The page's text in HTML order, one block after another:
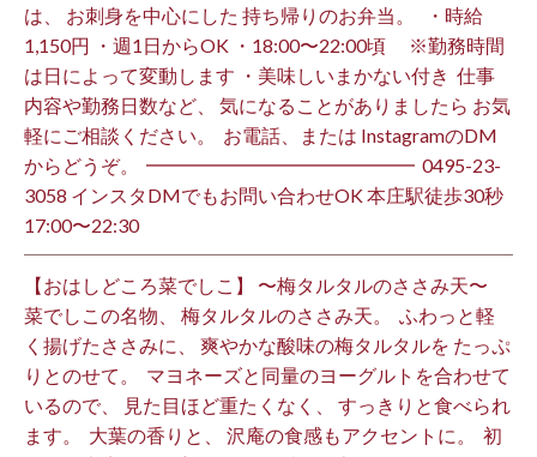
は、 お刺身を中心にした 持ち帰りのお弁当。 ⁡ ⁡ ・時給
1,150円 ・週1日からOK ・18:00〜22:00頃 ※勤務時間
は日によって変動します ・美味しいまかない付き ⁡ 仕事
内容や勤務日数など、 気になることがありましたら お気
軽にご相談ください。 ⁡ お電話、または InstagramのDM
からどうぞ。 ⁡ ━━━━━━━━━━━━━━ ⁡ ️0495-23-
3058 インスタDMでもお問い合わせOK 本庄駅徒歩30秒
17:00〜22:30 ⁡
【おはしどころ菜でしこ】 〜梅タルタルのささみ天〜 ⁡
菜でしこの名物、 梅タルタルのささみ天。 ⁡ ふわっと軽
く揚げたささみに、 爽やかな酸味の梅タルタルを たっぷ
りとのせて。 ⁡ マヨネーズと同量のヨーグルトを合わせて
いるので、 見た目ほど重たくなく、 すっきりと食べられ
ます。 ⁡ 大葉の香りと、 沢庵の食感もアクセントに。 ⁡ 初